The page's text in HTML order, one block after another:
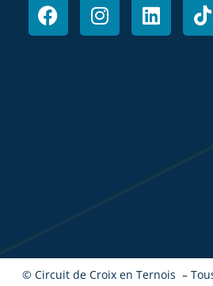
© Circuit de Croix en Ternois –